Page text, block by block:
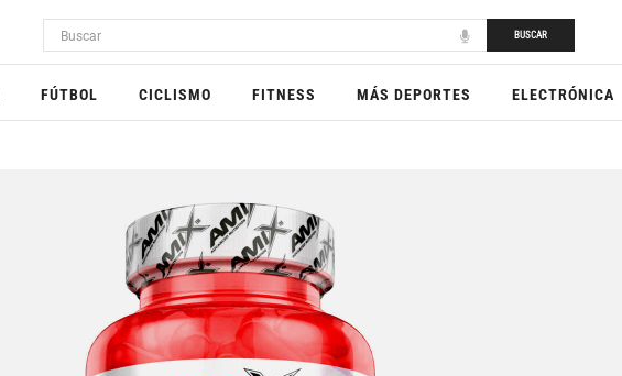
BUSCAR
FÚTBOL CICLISMO FITNESS MÁS DEPORTES ELECTRÓNICA